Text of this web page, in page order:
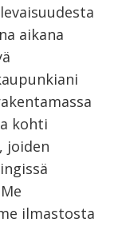
aikana
kohti
joiden
ilmastosta